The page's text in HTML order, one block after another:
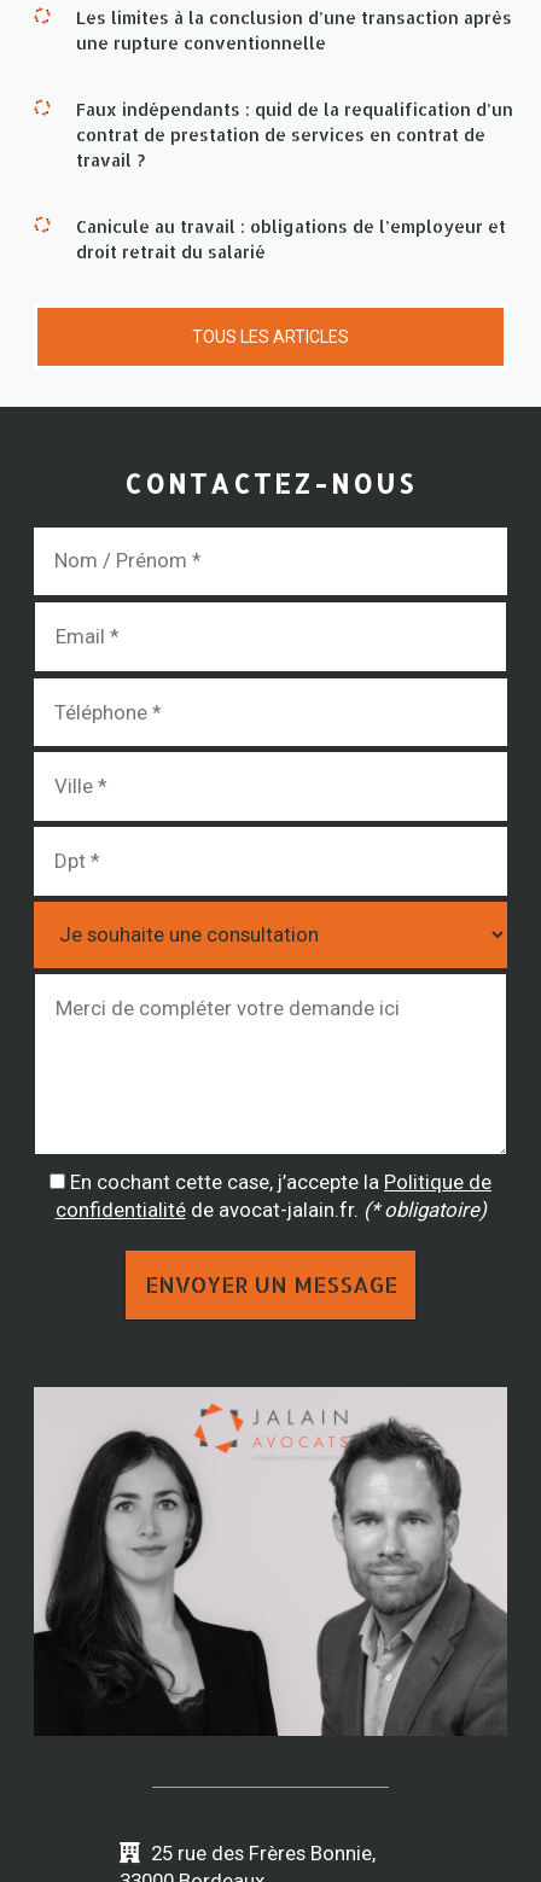
Les limites à la conclusion d’une transaction après
une rupture conventionnelle
Faux indépendants : quid de la requalification d’un
contrat de prestation de services en contrat de
travail ?
Canicule au travail : obligations de l’employeur et
droit retrait du salarié
TOUS LES ARTICLES
CONTACTEZ-NOUS
En cochant cette case, j’accepte la Politique de
confidentialitéde avocat-jalain.fr. (* obligatoire)
25 rue des Frères Bonnie,